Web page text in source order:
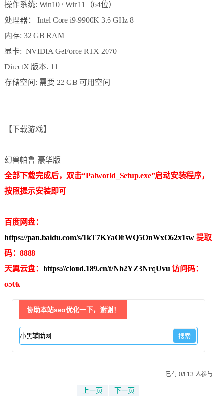
操作系统: Win10 / Win11（64位）
处理器： Intel Core i9-9900K 3.6 GHz 8
内存: 32 GB RAM
显卡: NVIDIA GeForce RTX 2070
DirectX 版本: 11
存储空间: 需要 22 GB 可用空间
【下载游戏】
幻兽帕鲁 豪华版
全部下载完成后，双击“Palworld_Setup.exe”启动安装程序，
按照提示安装即可
百度网盘：
https://pan.baidu.com/s/1kT7KYaOhWQ5OnWxO62x1sw提取
码：8888
天翼云盘： https://cloud.189.cn/t/Nb2YZ3NrqUvu 访问码：
o50k
协助本站seo优化一下，谢谢！
已有 0/813 人参与
上一页 下一页